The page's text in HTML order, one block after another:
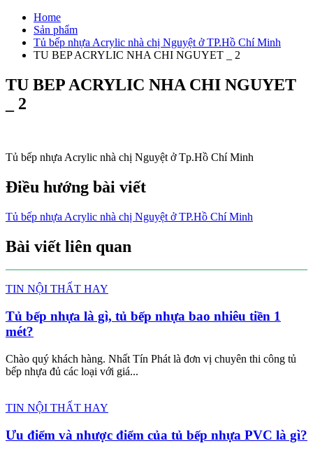
Home
Sản phẩm
Tủ bếp nhựa Acrylic nhà chị Nguyệt ở TP.Hồ Chí Minh
TU BEP ACRYLIC NHA CHI NGUYET _ 2
TU BEP ACRYLIC NHA CHI NGUYET
_ 2
Tủ bếp nhựa Acrylic nhà chị Nguyệt ở Tp.Hồ Chí Minh
Điều hướng bài viết
Tủ bếp nhựa Acrylic nhà chị Nguyệt ở TP.Hồ Chí Minh
Bài viết liên quan
TIN NỘI THẤT HAY
Tủ bếp nhựa là gì, tủ bếp nhựa bao nhiêu tiền 1
mét?
Chào quý khách hàng. Nhất Tín Phát là đơn vị chuyên thi công tủ
bếp nhựa đủ các loại với giá...
TIN NỘI THẤT HAY
Ưu điểm và nhược điểm của tủ bếp nhựa PVC là gì?